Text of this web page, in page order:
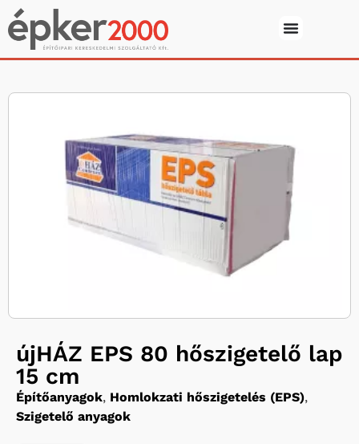
újHÁZ EPS 80 hőszigetelő lap
15 cm
Építőanyagok, Homlokzati hőszigetelés (EPS),
Szigetelő anyagok